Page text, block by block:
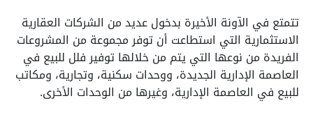
تتمتع في الآونة الأخيرة بدخول عديد من الشركات العقارية
الاستثمارية التي استطاعت أن توفر مجموعة من المشروعات
الفريدة من نوعها التي يتم من خلالها توفير فلل للبيع في
العاصمة الإدارية الجديدة، ووحدات سكنية، وتجارية، ومكاتب
للبيع في العاصمة الإدارية، وغيرها من الوحدات الأخرى.